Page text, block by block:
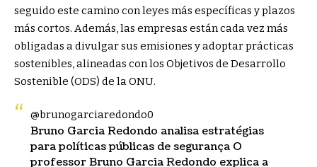
seguido este camino con leyes más específicas y plazos
más cortos. Además, las empresas están cada vez más
obligadas a divulgar sus emisiones y adoptar prácticas
sostenibles, alineadas con los Objetivos de Desarrollo
Sostenible (ODS) de la ONU.
@brunogarciaredondo0
Bruno Garcia Redondo analisa estratégias
para políticas públicas de segurança O
professor Bruno Garcia Redondo explica a